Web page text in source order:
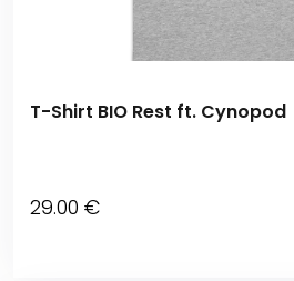
T-Shirt BIO Rest ft. Cynopod
29.00 €